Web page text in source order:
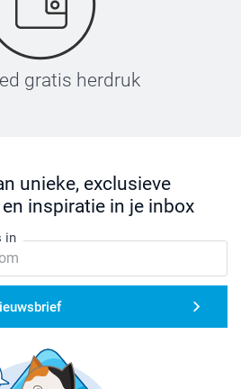
gratis herdruk
unieke, exclusieve
inspiratie in je inbox
in